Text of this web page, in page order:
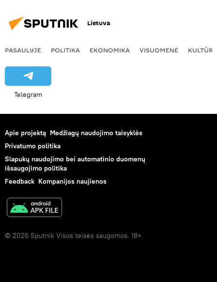
Lietuva
PASAULYJE POLITIKA EKONOMIKA VISUOMENĖ KULTŪRA
Telegram
Apie projektą Medžiagų naudojimo taisyklės
Privatumo politika
Slapukų naudojimo bei automatinio duomenų
išsaugojimo politika
Feedback Kompanijos naujienos
© 2026 Sputnik Visos teisės saugomos. 18+